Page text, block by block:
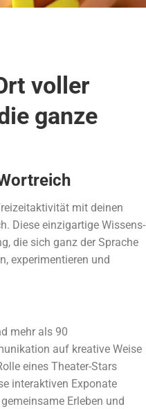
voller
ganze
mit deinen
Diese einzigartige Wissens-
die sich ganz der Sprache
experimentieren und
mehr als 90
auf kreative Weise
eines Theater-Stars
interaktiven Exponate
Erleben und